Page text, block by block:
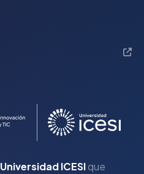
Universidad ICESIque